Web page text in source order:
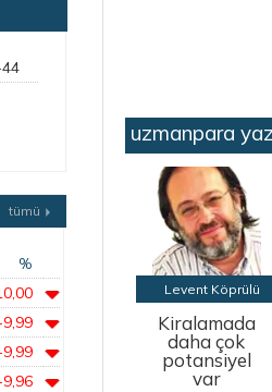
tümü
%
uzmanpara
Levent Köprülü
Kiralamada
daha çok
potansiyel
var